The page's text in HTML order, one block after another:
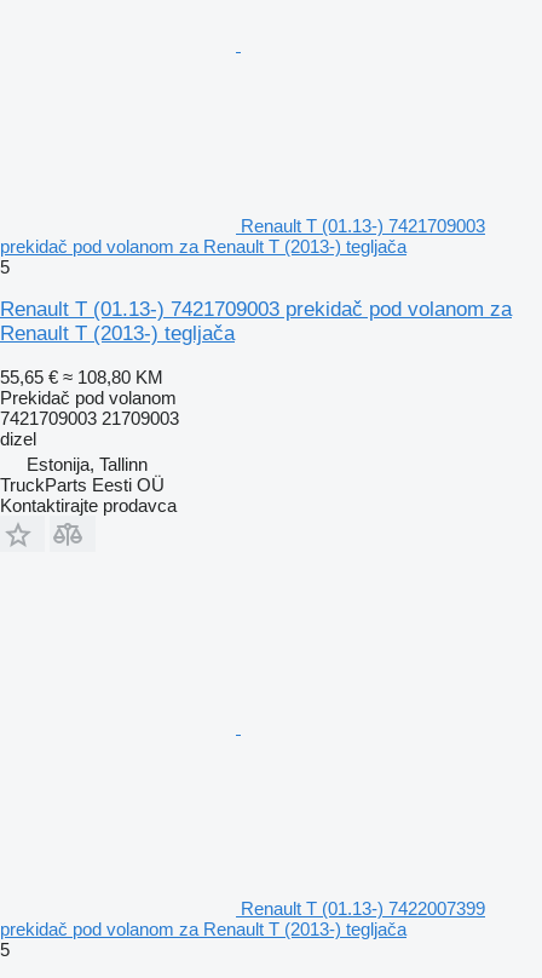
Renault T (01.13-) 7421709003
prekidač pod volanom za Renault T (2013-) tegljača
5
Renault T (01.13-) 7421709003 prekidač pod volanom za
Renault T (2013-) tegljača
55,65 € ≈ 108,80 KM
Prekidač pod volanom
7421709003 21709003
dizel
Estonija, Tallinn
TruckParts Eesti OÜ
Kontaktirajte prodavca
Renault T (01.13-) 7422007399
prekidač pod volanom za Renault T (2013-) tegljača
5